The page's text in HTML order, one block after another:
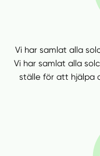
Vi har samlat alla
Vi har samlat alla
ställe för att hjälpa